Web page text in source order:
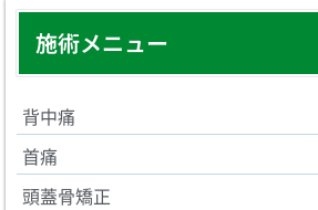
施術メニュー
背中痛
首痛
頭蓋骨矯正